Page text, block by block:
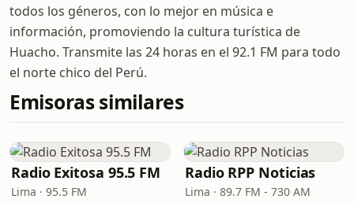
todos los géneros, con lo mejor en música e
información, promoviendo la cultura turística de
Huacho. Transmite las 24 horas en el 92.1 FM para todo
el norte chico del Perú.
Emisoras similares
Radio Exitosa 95.5 FM
Lima · 95.5 FM
Radio RPP Noticias
Lima · 89.7 FM - 730 AM